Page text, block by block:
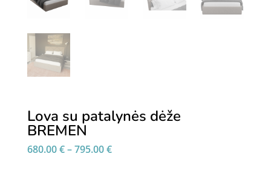
Lova su patalynės dėže
BREMEN
680.00€–795.00€Price